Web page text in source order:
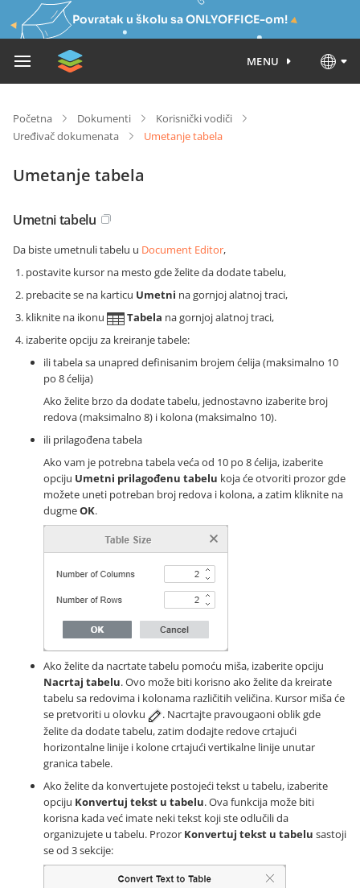
Povratak u školu sa ONLYOFFICE-om!
MENU
Početna Dokumenti
Korisnički vodiči
Uređivač dokumenata
Umetanje tabela
Umetanje tabela
Umetni tabelu
Da biste umetnuli tabelu u Document Editor,
postavite kursor na mesto gde želite da dodate tabelu,
prebacite se na karticu Umetni na gornjoj alatnoj traci,
kliknite na ikonu
Tabela na gornjoj alatnoj traci,
izaberite opciju za kreiranje tabele:
ili tabela sa unapred definisanim brojem ćelija (maksimalno 10
po 8 ćelija)
Ako želite brzo da dodate tabelu, jednostavno izaberite broj
redova (maksimalno 8) i kolona (maksimalno 10).
ili prilagođena tabela
Ako vam je potrebna tabela veća od 10 po 8 ćelija, izaberite
opciju Umetni prilagođenu tabelu koja će otvoriti prozor gde
možete uneti potreban broj redova i kolona, a zatim kliknite na
dugmeOK.
Ako želite da nacrtate tabelu pomoću miša, izaberite opciju
Nacrtaj tabelu. Ovo može biti korisno ako želite da kreirate
tabelu sa redovima i kolonama različitih veličina. Kursor miša će
se pretvoriti u olovku
. Nacrtajte pravougaoni oblik gde
želite da dodate tabelu, zatim dodajte redove crtajući
horizontalne linije i kolone crtajući vertikalne linije unutar
granica tabele.
Ako želite da konvertujete postojeći tekst u tabelu, izaberite
opciju Konvertuj tekst u tabelu. Ova funkcija može biti
korisna kada već imate neki tekst koji ste odlučili da
organizujete u tabelu. Prozor Konvertuj tekst u tabelu sastoji
se od 3 sekcije: